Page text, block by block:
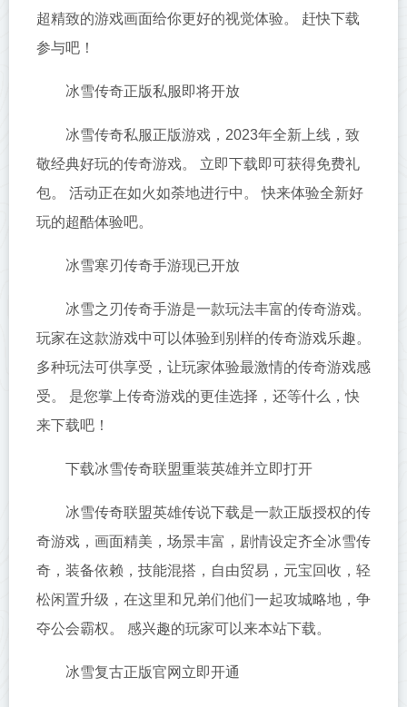
超精致的游戏画面给你更好的视觉体验。 赶快下载
参与吧！
冰雪传奇正版私服即将开放
冰雪传奇私服正版游戏，2023年全新上线，致
敬经典好玩的传奇游戏。 立即下载即可获得免费礼
包。 活动正在如火如荼地进行中。 快来体验全新好
玩的超酷体验吧。
冰雪寒刃传奇手游现已开放
冰雪之刃传奇手游是一款玩法丰富的传奇游戏。
玩家在这款游戏中可以体验到别样的传奇游戏乐趣。
多种玩法可供享受，让玩家体验最激情的传奇游戏感
受。 是您掌上传奇游戏的更佳选择，还等什么，快
来下载吧！
下载冰雪传奇联盟重装英雄并立即打开
冰雪传奇联盟英雄传说下载是一款正版授权的传
奇游戏，画面精美，场景丰富，剧情设定齐全冰雪传
奇，装备依赖，技能混搭，自由贸易，元宝回收，轻
松闲置升级，在这里和兄弟们他们一起攻城略地，争
夺公会霸权。 感兴趣的玩家可以来本站下载。
冰雪复古正版官网立即开通